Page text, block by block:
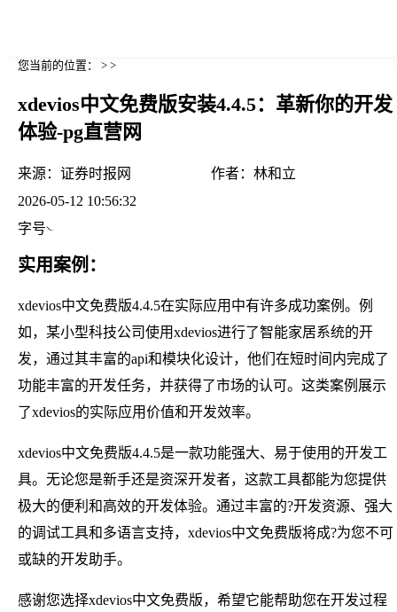
您当前的位置： > >
xdevios中文免费版安装4.4.5：革新你的开发
体验-pg直营网
来源： 证券时报网 作者： 林和立
2026-05-12 10:56:32
字号
实用案例：
xdevios中文免费版4.4.5在实际应用中有许多成功案例。例
如，某小型科技公司使用xdevios进行了智能家居系统的开
发，通过其丰富的api和模块化设计，他们在短时间内完成了
功能丰富的开发任务，并获得了市场的认可。这类案例展示
了xdevios的实际应用价值和开发效率。
xdevios中文免费版4.4.5是一款功能强大、易于使用的开发工
具。无论您是新手还是资深开发者，这款工具都能为您提供
极大的便利和高效的开发体验。通过丰富的?开发资源、强大
的调试工具和多语言支持，xdevios中文免费版将成?为您不可
或缺的开发助手。
感谢您选择xdevios中文免费版，希望它能帮助您在开发过程